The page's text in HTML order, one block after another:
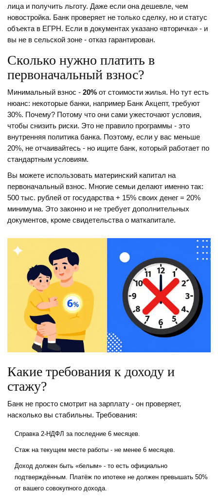
лица и получить льготу. Даже если она дешевле, чем
новостройка. Банк проверяет не только сделку, но и статус
объекта в ЕГРН. Если в документах указано «вторичка» - и
вы не в сельской зоне - отказ гарантирован.
Сколько нужно платить в
первоначальный взнос?
Минимальный взнос - 20% от стоимости жилья. Но тут есть
нюанс: некоторые банки, например Банк Акцепт, требуют
30%. Почему? Потому что они сами ужесточают условия,
чтобы снизить риски. Это не правило программы - это
внутренняя политика банка. Поэтому, если у вас меньше
20%, не отчаивайтесь - но ищите банк, который работает по
стандартным условиям.
Вы можете использовать материнский капитал на
первоначальный взнос. Многие семьи делают именно так:
500 тыс. рублей от государства + 15% своих денег = 20%
минимума. Это законно и не требует дополнительных
документов, кроме свидетельства о маткапитале.
Какие требования к доходу и
стажу?
Банк не просто смотрит на зарплату - он проверяет,
насколько вы стабильны. Требования:
Справка 2-НДФЛ за последние 6 месяцев.
Стаж на текущем месте работы - не менее 6 месяцев.
Доход должен быть «белым» - то есть официально
подтверждённым. Платёж по ипотеке не должен превышать 50%
от вашего совокупного дохода.